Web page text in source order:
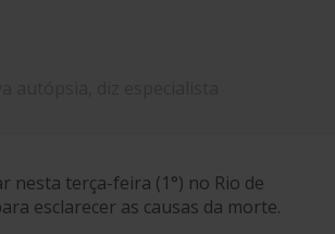
nesta terça-feira (1°) no Rio de
esclarecer as causas da morte.